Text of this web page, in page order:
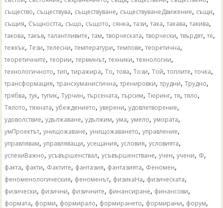
същество, съществува, съществуване, съществуванеДвижение, същи,
същия, Същността, също, същото, сянка,тази,така,такава,такива,
такова,такъв,талантливите,там,творческата,творчески,твърдят,те,
тежкък,Тези,телесни,температури,темпове,теоретична,
теоретичните,теории,терминът,техники,технологии,
технологичното,тип,тиражира,То,това,Този,Той,топлите,точка,
трансформация,трансхуманистична,тренировки,трудни,Трудно,
трябва,тук,тупик,Турчин,търсената,търсим,Тюринг,тя,тяло,
Тялото,тяхната,убеждението,уверени,удовлетворение,
удоволствие,удължаване,удължим,ума,умело,умората,
умПроектът,унищожаване,унищожаването,управление,
управлявам,управляващи,усещания,условия,условията,
успехиВажно,усъвършенствал,усъвършенстване,учен,учени, Ф,
факта, факти, Фактите, фантазия, фантазията, Феномен,
феноменологическия, феноменът, физикаНа, физическата,
физически, физични, физичните, финансиране, финансови,
формата, форми, формирало, формирането, формирани, форум,